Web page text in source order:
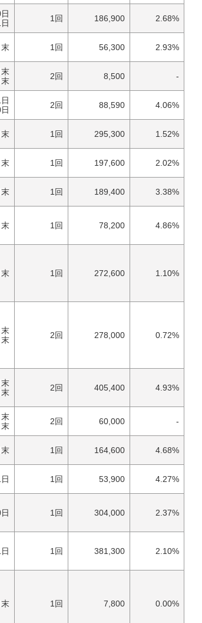
1回 186,900 2.68%
1回 56,300 2.93%
2回 8,500 -
2回 88,590 4.06%
1回 295,300 1.52%
1回 197,600 2.02%
1回 189,400 3.38%
1回 78,200 4.86%
1回 272,600 1.10%
2回 278,000 0.72%
2回 405,400 4.93%
2回 60,000 -
1回 164,600 4.68%
1回 53,900 4.27%
1回 304,000 2.37%
1回 381,300 2.10%
1回 7,800 0.00%